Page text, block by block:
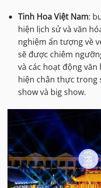
Tinh Hoa Việt Nam:
hiện lịch sử và văn
nghiệm ấn tượng về
sẽ được chiêm
và các hoạt động
hiện chân thực trong
show và big show.